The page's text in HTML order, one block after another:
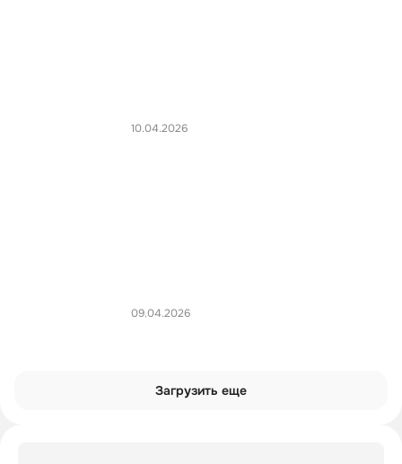
10.04.2026
09.04.2026
Загрузить еще